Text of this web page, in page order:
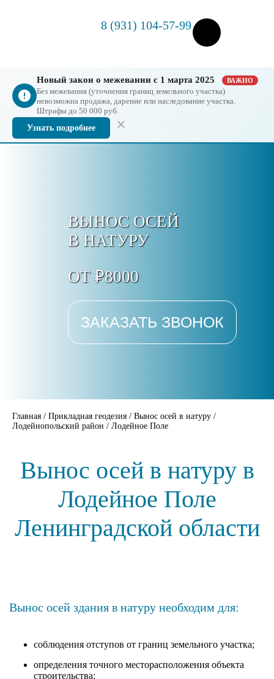
8 (931) 104-57-99
Новый закон о межевании с 1 марта 2025 ВАЖНО
Без межевания (уточнения границ земельного участка)
невозможна продажа, дарение или наследование участка.
Штрафы до 50 000 руб.
Узнать подробнее
ВЫНОС ОСЕЙ
В НАТУРУ
ОТ ₽8000
ЗАКАЗАТЬ ЗВОНОК
Главная / Прикладная геодезия / Вынос осей в натуру /
Лодейнопольский район / Лодейное Поле
Вынос осей в натуру в
Лодейное Поле
Ленинградской области
Вынос осей здания в натуру необходим для:
соблюдения отступов от границ земельного участка;
определения точного месторасположения объекта
строительства;